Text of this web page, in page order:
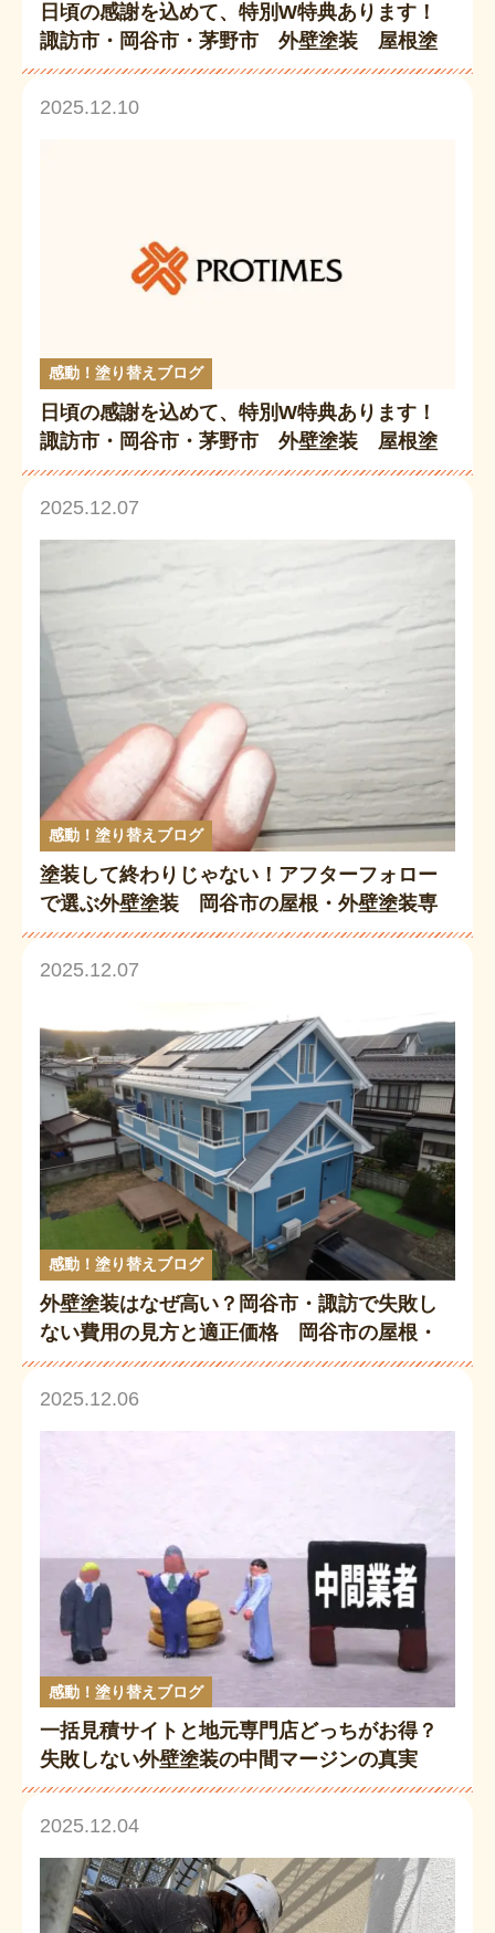
日頃の感謝を込めて、特別W特典あります！
諏訪市・岡谷市・茅野市 外壁塗装 屋根塗
装 「歳末大還元祭キャンペーン」11/8~12/2
8
2025.12.10
感動！塗り替えブログ
日頃の感謝を込めて、特別W特典あります！
諏訪市・岡谷市・茅野市 外壁塗装 屋根塗
装 「歳末大還元祭キャンペーン」11/8~12/2
8
2025.12.07
感動！塗り替えブログ
塗装して終わりじゃない！アフターフォロー
で選ぶ外壁塗装 岡谷市の屋根・外壁塗装専
門店が徹底解説
2025.12.07
感動！塗り替えブログ
外壁塗装はなぜ高い？岡谷市・諏訪で失敗し
ない費用の見方と適正価格 岡谷市の屋根・
外壁塗装専門店が徹底解説
2025.12.06
感動！塗り替えブログ
一括見積サイトと地元専門店どっちがお得？
失敗しない外壁塗装の中間マージンの真実
岡谷市の屋根・外壁塗装専門店が徹底解説
2025.12.04